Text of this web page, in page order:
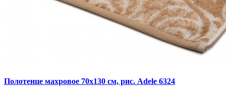
Полотенце махровое 70х130 см, рис. Adele 6324